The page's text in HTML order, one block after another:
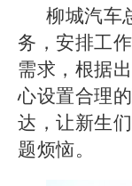
柳城汽车
务，安排工
需求，根据
心设置合理
达，让新生
题烦恼。